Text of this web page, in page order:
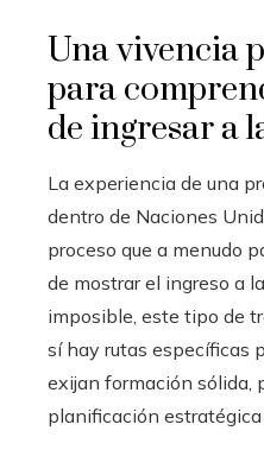
Una vivencia
para
de ingresar a
La experiencia de una
dentro de Naciones
proceso que a menudo
de mostrar el ingreso a
imposible, este tipo de
sí hay rutas específicas
exijan formación sólida,
planificación estratégica